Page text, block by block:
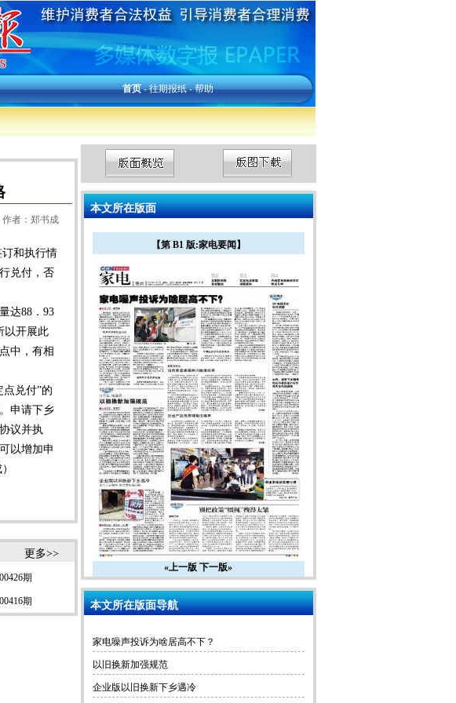
首页-往期报纸-帮助
作者：郑书成
和执行情
兑付，否
达88．93
以开展此
中，有相
兑付”的
申请下乡
议并执
以增加申
更多>>
期
期
本文所在版面
【第 B1 版:家电要闻】
«上一版 下一版»
本文所在版面导航
家电噪声投诉为啥居高不下？
以旧换新加强规范
企业版以旧换新下乡遇冷